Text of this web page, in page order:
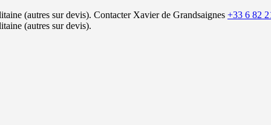
(autres sur devis). Contacter Xavier de Grandsaignes +33 6 82
(autres sur devis).